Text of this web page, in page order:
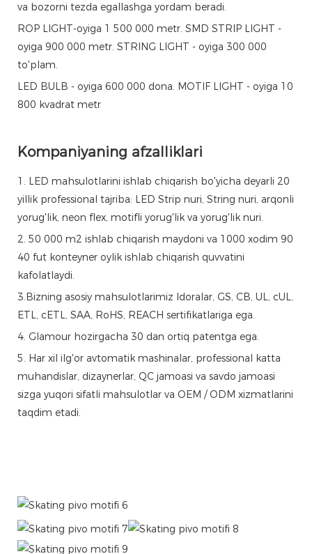
va bozorni tezda egallashga yordam beradi.
ROP LIGHT-oyiga 1 500 000 metr. SMD STRIP LIGHT -
oyiga 900 000 metr. STRING LIGHT - oyiga 300 000
to'plam.
LED BULB - oyiga 600 000 dona. MOTIF LIGHT - oyiga 10
800 kvadrat metr
Kompaniyaning afzalliklari
1. LED mahsulotlarini ishlab chiqarish bo'yicha deyarli 20
yillik professional tajriba: LED Strip nuri, String nuri, arqonli
yorug'lik, neon flex, motifli yorug'lik va yorug'lik nuri.
2. 50 000 m2 ishlab chiqarish maydoni va 1000 xodim 90
40 fut konteyner oylik ishlab chiqarish quvvatini
kafolatlaydi.
3.Bizning asosiy mahsulotlarimiz Idoralar, GS, CB, UL, cUL,
ETL, cETL, SAA, RoHS, REACH sertifikatlariga ega.
4. Glamour hozirgacha 30 dan ortiq patentga ega.
5. Har xil ilg'or avtomatik mashinalar, professional katta
muhandislar, dizaynerlar, QC jamoasi va savdo jamoasi
sizga yuqori sifatli mahsulotlar va OEM / ODM xizmatlarini
taqdim etadi.